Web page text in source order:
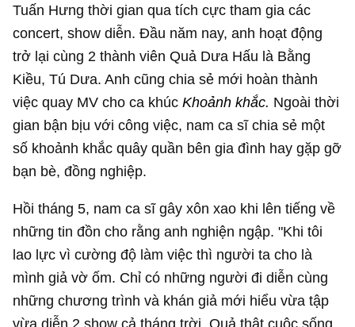
Tuấn Hưng thời gian qua tích cực tham gia các
concert, show diễn. Đầu năm nay, anh hoạt động
trở lại cùng 2 thành viên Quả Dưa Hấu là Bằng
Kiều, Tú Dưa. Anh cũng chia sẻ mới hoàn thành
việc quay MV cho ca khúcKhoảnh khắc. Ngoài thời
gian bận bịu với công việc, nam ca sĩ chia sẻ một
số khoảnh khắc quây quần bên gia đình hay gặp gỡ
bạn bè, đồng nghiệp.
Hồi tháng 5, nam ca sĩ gây xôn xao khi lên tiếng về
những tin đồn cho rằng anh nghiện ngập. "Khi tôi
lao lực vì cường độ làm việc thì người ta cho là
mình giả vờ ốm. Chỉ có những người đi diễn cùng
những chương trình và khán giả mới hiểu vừa tập
vừa diễn 2 show cả tháng trời. Quả thật cuộc sống